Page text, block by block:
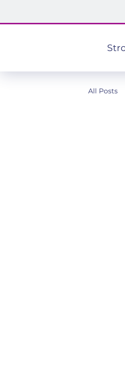
All Posts